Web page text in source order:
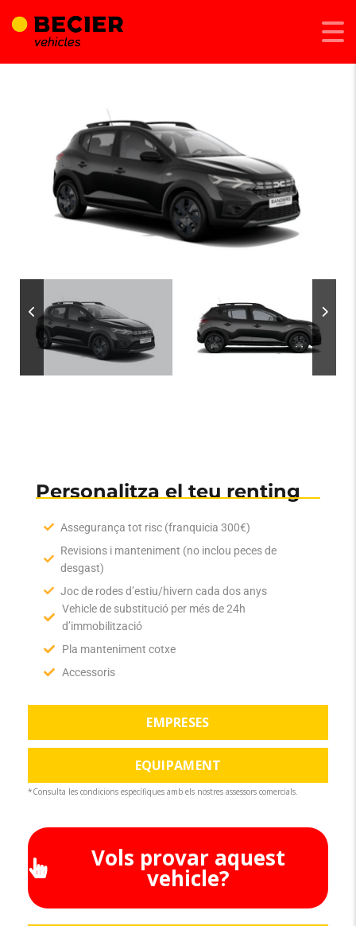
Afegeix a Compara Comparteix
EMPRESES
EQUIPAMENT
Personalitza el teu renting
Assegurança tot risc (franquicia 300€)
Revisions i manteniment (no inclou peces de
desgast)
Joc de rodes d’estiu/hivern cada dos anys
Vehicle de substitució per més de 24h
d’immobilització
Pla manteniment cotxe
Accessoris
*Consulta les condicions específiques amb els nostres assessors comercials.
Vols provar aquest
vehicle?